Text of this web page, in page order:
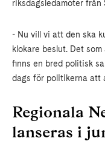
riksdagsledamöter från
- Nu vill vi att den ska
klokare beslut. Det
finns en bred politisk
dags för politikerna att
Regionala
lanseras i